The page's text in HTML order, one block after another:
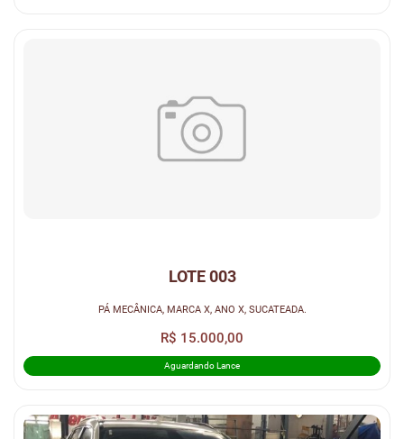
LOTE 003
PÁ MECÂNICA, MARCA X, ANO X, SUCATEADA.
R$ 15.000,00
Aguardando Lance